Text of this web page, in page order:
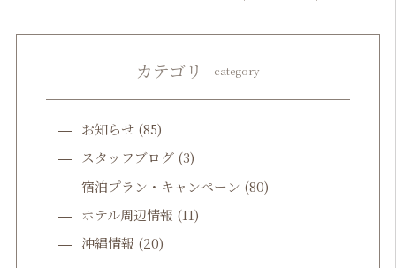
カテゴリ category
お知らせ(85)
スタッフブログ(3)
宿泊プラン・キャンペーン (80)
ホテル周辺情報 (11)
沖縄情報 (20)